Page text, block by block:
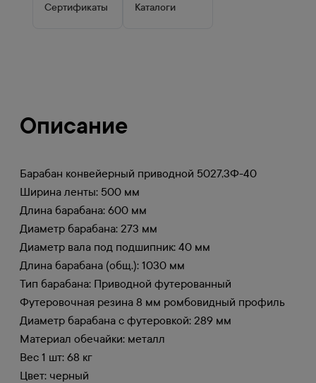
Сертификаты Каталоги
Описание
Барабан конвейерный приводной 5027,3Ф-40
Ширина ленты: 500 мм
Длина барабана: 600 мм
Диаметр барабана: 273 мм
Диаметр вала под подшипник: 40 мм
Длина барабана (общ.): 1030 мм
Тип барабана: Приводной футерованный
Футеровочная резина 8 мм ромбовидный профиль
Диаметр барабана с футеровкой: 289 мм
Материал обечайки: металл
Вес 1 шт: 68 кг
Цвет: черный